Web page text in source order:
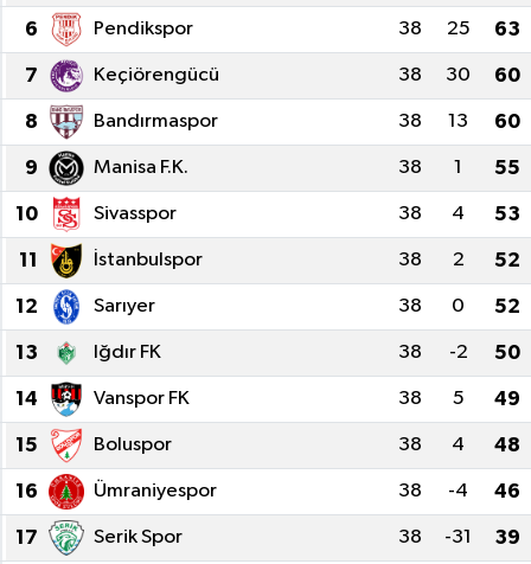
6 Pendikspor 38 25 63
7 Keçiörengücü 38 30 60
8 Bandırmaspor 38 13 60
9 Manisa F.K. 38 1 55
10 Sivasspor 38 4 53
11 İstanbulspor 38 2 52
12 Sarıyer 38 0 52
13 Iğdır FK 38 -2 50
14 Vanspor FK 38 5 49
15 Boluspor 38 4 48
16 Ümraniyespor 38 -4 46
17 Serik Spor 38 -31 39